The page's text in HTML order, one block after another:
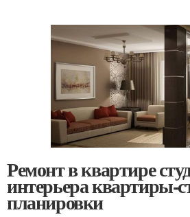
Ремонт в квартире
интерьера квартиры-
планировки